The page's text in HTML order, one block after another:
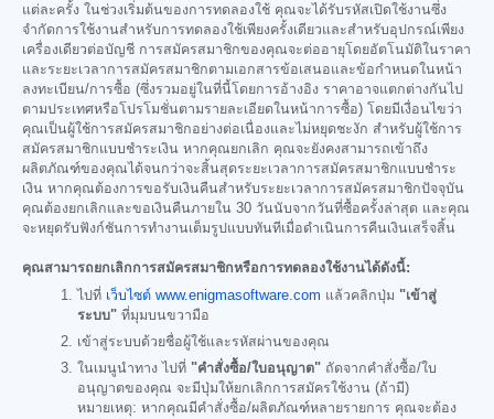
แต่ละครั้ง ในช่วงเริ่มต้นของการทดลองใช้ คุณจะได้รับรหัสเปิดใช้งานซึ่ง
จำกัดการใช้งานสำหรับการทดลองใช้เพียงครั้งเดียวและสำหรับอุปกรณ์เพียง
เครื่องเดียวต่อบัญชี การสมัครสมาชิกของคุณจะต่ออายุโดยอัตโนมัติในราคา
และระยะเวลาการสมัครสมาชิกตามเอกสารข้อเสนอและข้อกำหนดในหน้า
ลงทะเบียน/การซื้อ (ซึ่งรวมอยู่ในที่นี้โดยการอ้างอิง ราคาอาจแตกต่างกันไป
ตามประเทศหรือโปรโมชั่นตามรายละเอียดในหน้าการซื้อ) โดยมีเงื่อนไขว่า
คุณเป็นผู้ใช้การสมัครสมาชิกอย่างต่อเนื่องและไม่หยุดชะงัก สำหรับผู้ใช้การ
สมัครสมาชิกแบบชำระเงิน หากคุณยกเลิก คุณจะยังคงสามารถเข้าถึง
ผลิตภัณฑ์ของคุณได้จนกว่าจะสิ้นสุดระยะเวลาการสมัครสมาชิกแบบชำระ
เงิน หากคุณต้องการขอรับเงินคืนสำหรับระยะเวลาการสมัครสมาชิกปัจจุบัน
คุณต้องยกเลิกและขอเงินคืนภายใน 30 วันนับจากวันที่ซื้อครั้งล่าสุด และคุณ
จะหยุดรับฟังก์ชันการทำงานเต็มรูปแบบทันทีเมื่อดำเนินการคืนเงินเสร็จสิ้น
คุณสามารถยกเลิกการสมัครสมาชิกหรือการทดลองใช้งานได้ดังนี้:
ไปที่ เว็บไซต์ www.enigmasoftware.com แล้วคลิกปุ่ม "เข้าสู่
ระบบ" ที่มุมบนขวามือ
เข้าสู่ระบบด้วยชื่อผู้ใช้และรหัสผ่านของคุณ
ในเมนูนำทาง ไปที่ "คำสั่งซื้อ/ใบอนุญาต" ถัดจากคำสั่งซื้อ/ใบ
อนุญาตของคุณ จะมีปุ่มให้ยกเลิกการสมัครใช้งาน (ถ้ามี)
หมายเหตุ: หากคุณมีคำสั่งซื้อ/ผลิตภัณฑ์หลายรายการ คุณจะต้อง